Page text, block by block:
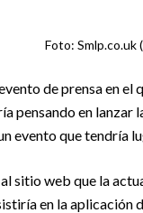
Foto: Smlp.co.uk
de prensa en el
pensando en
evento que tendría
sitio web que la
en la